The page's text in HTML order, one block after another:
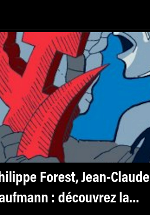
Forest, Jean-Claude
: découvrez la